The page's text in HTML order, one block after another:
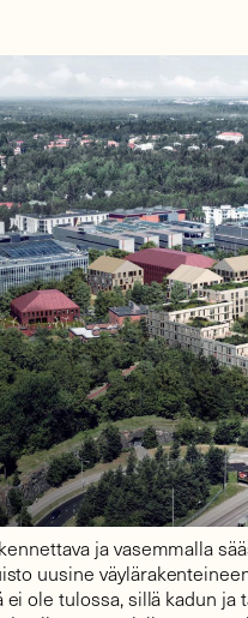
ja vasemmalla
uusine
ei ole tulossa, sillä kadun